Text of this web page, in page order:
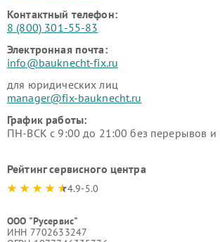
Контактный телефон:
8 (800) 301-55-83
Электронная почта:
info@bauknecht-fix.ru
для юридических лиц
manager@fix-bauknecht.ru
График работы:
ПН-ВСК с 9:00 до 21:00 без перерывов
Рейтинг сервисного центра
4.9-5.0
ООО "Русервис"
ИНН 7702633247